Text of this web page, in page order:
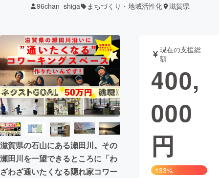
ターン
ジェクト
ロジェクト
されます
アート・写真 音楽
テクノロジー・ガジェット ゲーム・サ
映像・映画
ビジネス・起業
まちづくり・地域活性化
96chan_shiga まちづくり・地域活性化 滋賀県
滋賀県の石山にある瀬田川。その
瀬田川を一望できるところに「わ
ざわざ通いたくなる隠れ家コワー
現在の支援総
額
400,
000
円
133%